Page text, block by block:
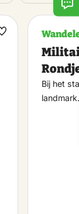
Maak
Bij het